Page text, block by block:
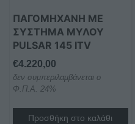
ΠΑΓΟΜΗΧΑΝΗ ΜΕ
ΣΥΣΤΗΜΑ ΜΥΛΟΥ
PULSAR 145 ITV
€4.220,00
δεν συμπεριλαμβάνεται ο
Φ.Π.Α. 24%
Προσθήκη στο καλάθι